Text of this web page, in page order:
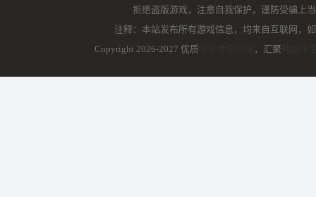
拒绝盗版游戏，注意自我保护，谨防受骗上
注释：本站发布所有游戏信息，均来自互联网，
Copyright 2026-2027 优质
，汇聚